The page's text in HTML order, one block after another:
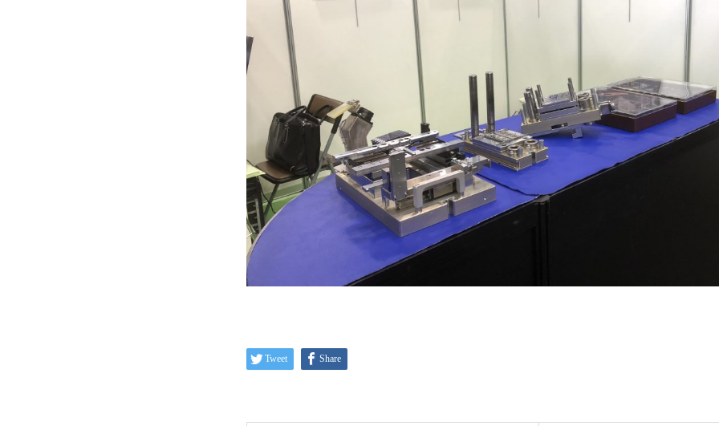
Tweet Share